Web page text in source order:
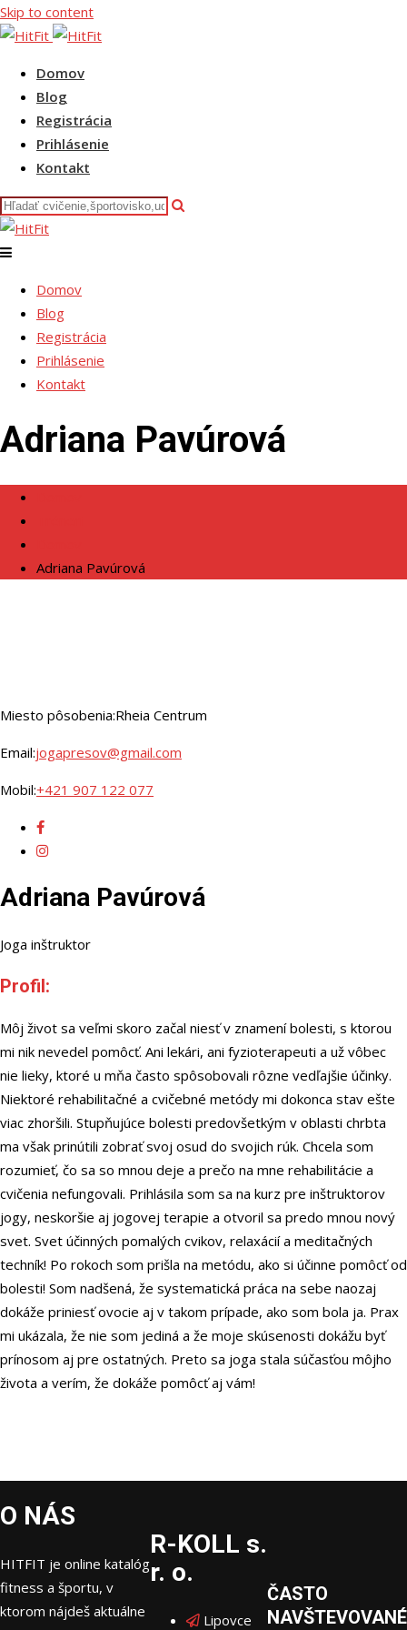
Skip to content
Domov
Blog
Registrácia
Prihlásenie
Kontakt
Domov
Blog
Registrácia
Prihlásenie
Kontakt
Adriana Pavúrová
Adriana Pavúrová
Miesto pôsobenia:Rheia Centrum
Email:jogapresov@gmail.com
Mobil:+421 907 122 077
Adriana Pavúrová
Joga inštruktor
Profil:
Môj život sa veľmi skoro začal niesť v znamení bolesti, s ktorou
mi nik nevedel pomôcť. Ani lekári, ani fyzioterapeuti a už vôbec
nie lieky, ktoré u mňa často spôsobovali rôzne vedľajšie účinky.
Niektoré rehabilitačné a cvičebné metódy mi dokonca stav ešte
viac zhoršili. Stupňujúce bolesti predovšetkým v oblasti chrbta
ma však prinútili zobrať svoj osud do svojich rúk. Chcela som
rozumieť, čo sa so mnou deje a prečo na mne rehabilitácie a
cvičenia nefungovali. Prihlásila som sa na kurz pre inštruktorov
jogy, neskoršie aj jogovej terapie a otvoril sa predo mnou nový
svet. Svet účinných pomalých cvikov, relaxácií a meditačných
techník! Po rokoch som prišla na metódu, ako si účinne pomôcť od
bolesti! Som nadšená, že systematická práca na sebe naozaj
dokáže priniesť ovocie aj v takom prípade, ako som bola ja. Prax
mi ukázala, že nie som jediná a že moje skúsenosti dokážu byť
prínosom aj pre ostatných. Preto sa joga stala súčasťou môjho
života a verím, že dokáže pomôcť aj vám!
O NÁS
HITFIT je online katalóg
fitness a športu, v
ktorom nájdeš aktuálne
R-KOLL s.
r. o.
Lipovce
ČASTO
NAVŠTEVOVANÉ